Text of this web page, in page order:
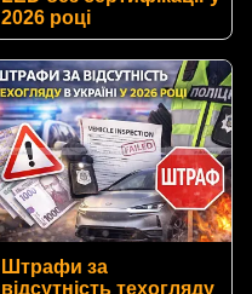
2026 році
Штрафи за
відсутність техогляду